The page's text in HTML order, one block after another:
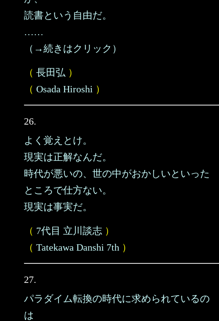
読書という自由だ。
……
（→続きはクリック）
（ 長田弘 ）
（ Osada Hiroshi ）
26.
よく覚えとけ。
現実は正解なんだ。
時代が悪いの、世の中がおかしいといった
ところで仕方ない。
現実は事実だ。
（ 7代目 立川談志 ）
（ Tatekawa Danshi 7th ）
27.
パラダイム転換の時代に求められているの
は